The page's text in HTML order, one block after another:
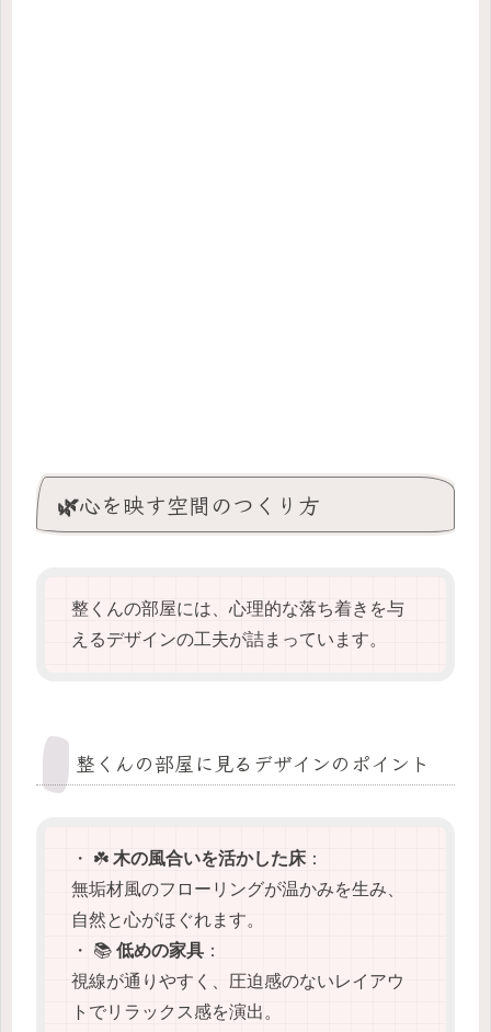
🌿心を映す空間のつくり方
整くんの部屋には、心理的な落ち着きを与
えるデザインの工夫が詰まっています。
整くんの部屋に見るデザインのポイント
・ ☘️ 木の風合いを活かした床 ：
無垢材風のフローリングが温かみを生み、
自然と心がほぐれます。
・ 📚 低めの家具 ：
視線が通りやすく、圧迫感のないレイアウ
トでリラックス感を演出。